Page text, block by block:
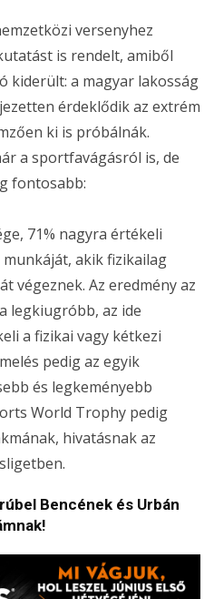
versenyhez
is rendelt, amiből
kiderült: a magyar lakosság
érdeklődik az extrém
ki is próbálnák.
a sportfavágásról is, de
fontosabb:
71% nagyra értékeli
akik fizikailag
végeznek. Az eredmény az
legkiugróbb, az ide
a fizikai vagy kétkezi
pedig az egyik
és legkeményebb
World Trophy pedig
hivatásnak az
Bencének és Urbán